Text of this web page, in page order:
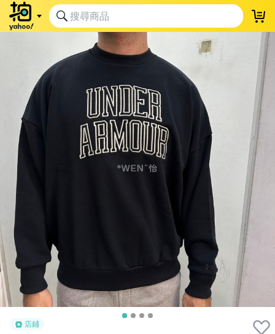
店鋪